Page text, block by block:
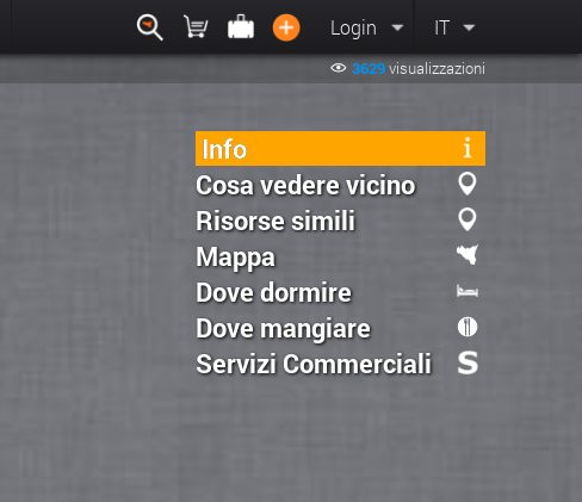
Login IT
3629visualizzazioni
Info
Cosa vedere vicino
Risorse simili
Mappa
Dove dormire
Dove mangiare
Servizi Commerciali